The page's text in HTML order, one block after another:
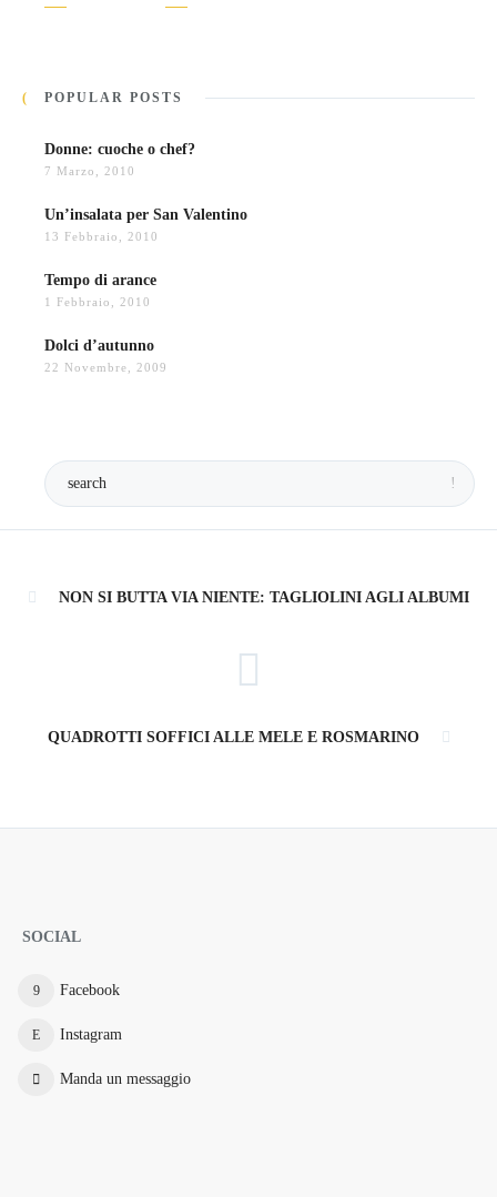
POPULAR POSTS
Donne: cuoche o chef?
7 Marzo, 2010
Un’insalata per San Valentino
13 Febbraio, 2010
Tempo di arance
1 Febbraio, 2010
Dolci d’autunno
22 Novembre, 2009
NON SI BUTTA VIA NIENTE: TAGLIOLINI AGLI ALBUMI
QUADROTTI SOFFICI ALLE MELE E ROSMARINO
SOCIAL
Facebook
Instagram
Manda un messaggio